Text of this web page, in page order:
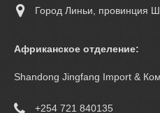
Город Линьи, провинция
Африканское отделение:
Shandong Jingfang Import &
+254 721 840135